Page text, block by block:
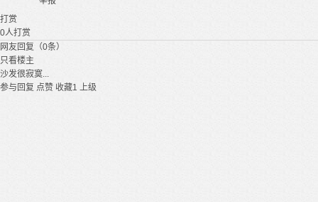
打赏
0人打赏
网友回复（0条）
只看楼主
沙发很寂寞...
参与回复 点赞 收藏1 上级